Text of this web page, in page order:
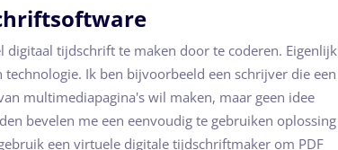
digitaal tijdschrift te maken door te coderen. Eigenlijk
Ik ben bijvoorbeeld een schrijver die een
multimediapagina's wil maken, maar geen idee
bevelen me een eenvoudig te gebruiken oplossing
een virtuele digitale tijdschriftmaker om PDF